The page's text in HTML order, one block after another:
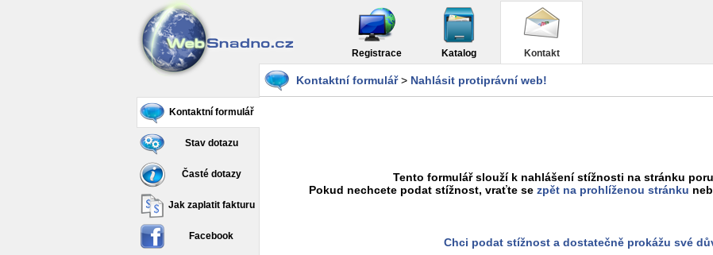
Registrace Katalog Kontakt
Kontaktní formulář
Stav dotazu
Časté dotazy
Jak zaplatit fakturu
Facebook
Kontaktní formulář> Nahlásit protiprávní web!
Tento formulář slouží k nahlášení stížnosti na stránku
Pokud nechcete podat stížnost, vraťte se zpět na prohlíženou stránku
Chci podat stížnost a dostatečně prokážu své